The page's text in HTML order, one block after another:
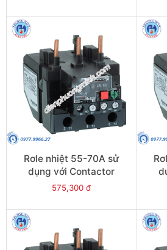
Rơle nhiệt 55-70A sử
dụng với Contactor
LC1E80-E95 - Model
575,300 đ